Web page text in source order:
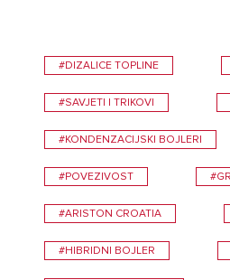
#DIZALICE TOPLINE
#SAVJETI I TRIKOVI
#KONDENZACIJSKI BOJLERI
#POVEZIVOST
#ARISTON CROATIA
#HIBRIDNI BOJLER